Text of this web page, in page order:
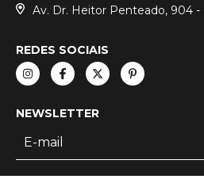
Av. Dr. Heitor Penteado, 904 -
REDES SOCIAIS
NEWSLETTER